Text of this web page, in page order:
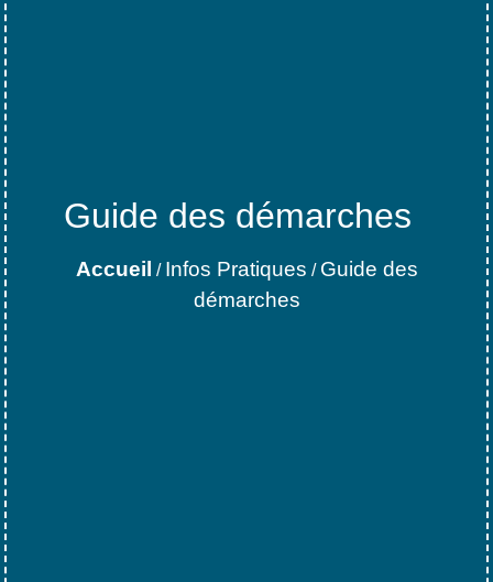
Guide des démarches
Accueil / Infos Pratiques / Guide des
démarches